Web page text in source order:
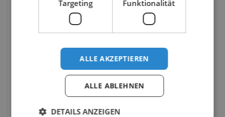
Targeting Funktionalität
ALLE AKZEPTIEREN
ALLE ABLEHNEN
DETAILS ANZEIGEN